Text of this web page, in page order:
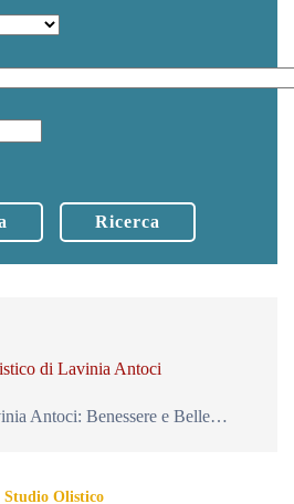
Ricerca
di Lavinia Antoci
Antoci: Benessere e Belle…
Studio Olistico